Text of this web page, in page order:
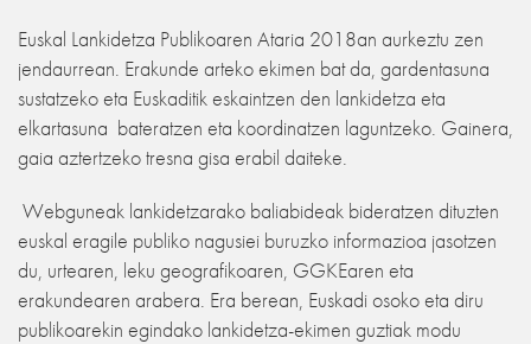
Euskal Lankidetza Publikoaren Ataria 2018an aurkeztu zen
jendaurrean. Erakunde arteko ekimen bat da, gardentasuna
sustatzeko eta Euskaditik eskaintzen den lankidetza eta
elkartasuna bateratzen eta koordinatzen laguntzeko. Gainera,
gaia aztertzeko tresna gisa erabil daiteke.
Webguneak lankidetzarako baliabideak bideratzen dituzten
euskal eragile publiko nagusiei buruzko informazioa jasotzen
du, urtearen, leku geografikoaren, GGKEaren eta
erakundearen arabera. Era berean, Euskadi osoko eta diru
publikoarekin egindako lankidetza-ekimen guztiak modu